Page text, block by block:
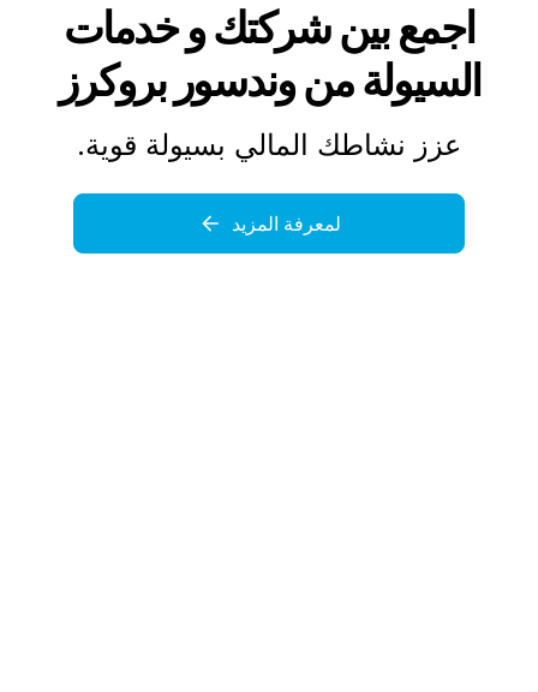
اجمع بين شركتك وخدمات
السيولة من وندسور بروكرز
عزز نشاطك المالي بسيولة قوية.
لمعرفة المزيد